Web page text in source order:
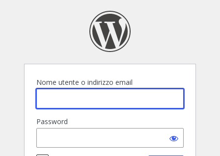
Nome utente o indirizzo email
Password